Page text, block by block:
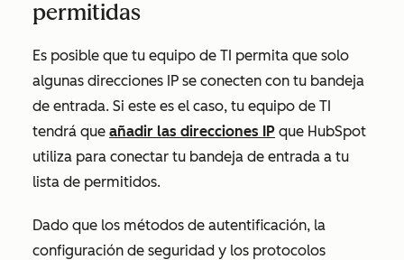
permitidas
Es posible que tu equipo de TI permita que solo
algunas direcciones IP se conecten con tu bandeja
de entrada. Si este es el caso, tu equipo de TI
tendrá que añadir las direcciones IP que HubSpot
utiliza para conectar tu bandeja de entrada a tu
lista de permitidos.
Dado que los métodos de autentificación, la
configuración de seguridad y los protocolos